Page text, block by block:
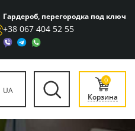
Гардероб, перегородка под ключ
+38 067 404 52 55
UA
0
Корзина